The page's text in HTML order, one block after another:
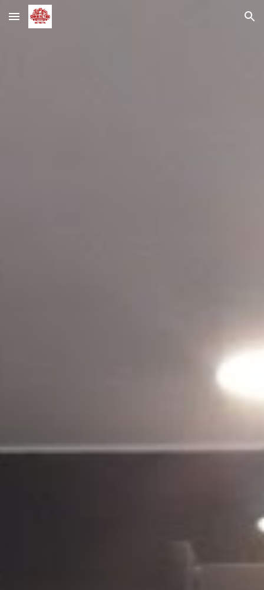
Skip to main content Skip to navigation